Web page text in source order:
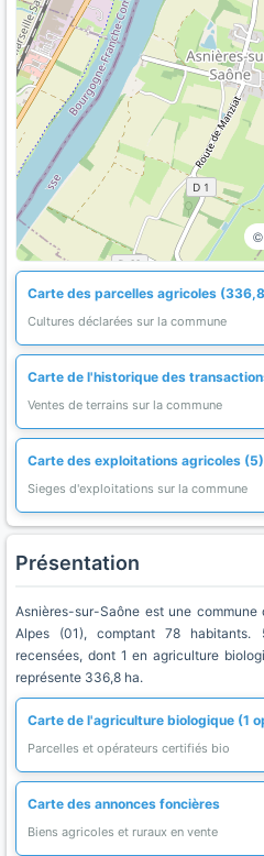
©
Carte des parcelles agricoles
Cultures déclarées sur la commune
Carte de l'historique des
Ventes de terrains sur la commune
Carte des exploitations agricoles (5)
Sieges d'exploitations sur la commune
Présentation
Asnières-sur-Saône est une
Alpes (01), comptant 78
recensées, dont 1 en agriculture
représente 336,8 ha.
Carte de l'agriculture biologique (1
Parcelles et opérateurs certifiés bio
Carte des annonces foncières
Biens agricoles et ruraux en vente